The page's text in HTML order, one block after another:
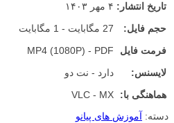
تاریخ انتشار: ۴ مهر ۱۴۰۳
حجم فایل:
27 مگابایت - 1 مگابایت
فرمت فایل
MP4 (1080P) - PDF
لایسنس:
دارد - نت دو
هماهنگی با:
VLC - MX
دسته: آموزش های پیانو